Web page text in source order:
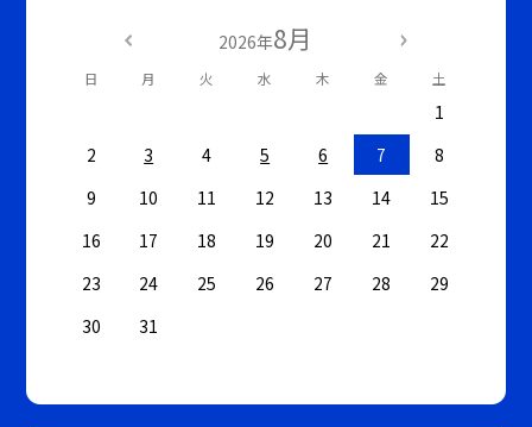
2026年8月
日 月 火 水 木 金 土
1
2
3 4 5 6 7
8
9
10 11 12 13 14
15
16
17 18 19 20 21
22
23
24 25 26 27 28
29
30
31